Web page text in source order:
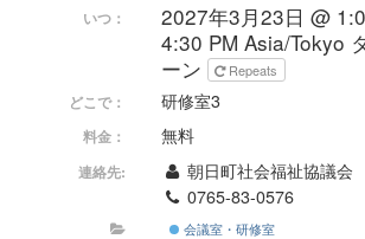
いつ：
2027年3月23日 @
4:30 PM Asia/Tokyo
ーン
Repeats
どこで： 研修室3
料金： 無料
連絡先:
朝日町社会福祉協議会
0765-83-0576
会議室・研修室